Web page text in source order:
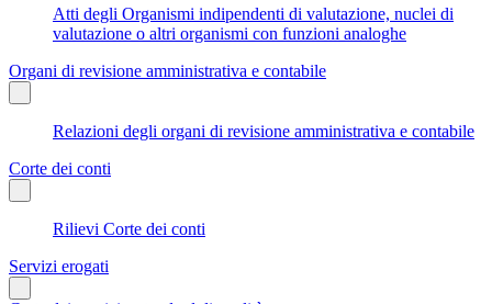
Atti degli Organismi indipendenti di valutazione, nuclei di
valutazione o altri organismi con funzioni analoghe
Organi di revisione amministrativa e contabile
Relazioni degli organi di revisione amministrativa e contabile
Corte dei conti
Rilievi Corte dei conti
Servizi erogati